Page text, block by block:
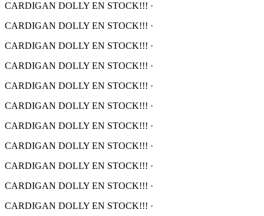
CARDIGAN DOLLY EN STOCK!!! ·
CARDIGAN DOLLY EN STOCK!!! ·
CARDIGAN DOLLY EN STOCK!!! ·
CARDIGAN DOLLY EN STOCK!!! ·
CARDIGAN DOLLY EN STOCK!!! ·
CARDIGAN DOLLY EN STOCK!!! ·
CARDIGAN DOLLY EN STOCK!!! ·
CARDIGAN DOLLY EN STOCK!!! ·
CARDIGAN DOLLY EN STOCK!!! ·
CARDIGAN DOLLY EN STOCK!!! ·
CARDIGAN DOLLY EN STOCK!!! ·